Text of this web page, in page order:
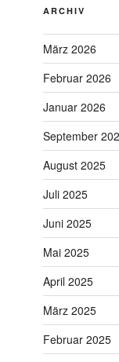
ARCHIV
März 2026
Februar 2026
Januar 2026
September
August 2025
Juli 2025
Juni 2025
Mai 2025
April 2025
März 2025
Februar 2025